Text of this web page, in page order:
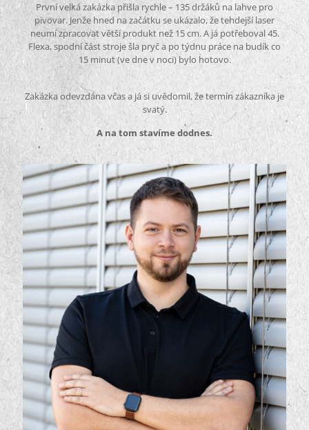
První velká zakázka přišla rychle – 135 držáků na lahve pro
pivovar. Jenže hned na začátku se ukázalo, že tehdejší laser
neumí zpracovat větší produkt než 15 cm. A já potřeboval 45.
Flexa, spodní část stroje šla pryč a po týdnu práce na budík co
15 minut (ve dne v noci) bylo hotovo.
Zakázka odevzdána včas a já si uvědomil, že termín zákazníka je
svatý.
A na tom stavíme dodnes.